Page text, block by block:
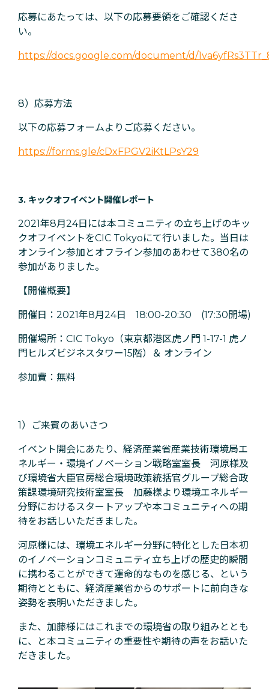
応募にあたっては、以下の応募要領をご確認くださ
い。
https://docs.google.com/document/d/
8）応募方法
以下の応募フォームよりご応募ください。
https://forms.gle/cDxFPGV2iKtLPsY29
3. キックオフイベント開催レポート
2021年8月24日には本コミュニティの立ち上げのキッ
クオフイベントをCIC Tokyoにて行いました。当日は
オンライン参加とオフライン参加のあわせて380名の
参加がありました。
【開催概要】
開催日：2021年8月24日 18:00-20:30 (17:30開場)
開催場所：CIC Tokyo（東京都港区虎ノ門 1-17-1 虎ノ
門ヒルズビジネスタワー15階）＆ オンライン
参加費：無料
1）ご来賓のあいさつ
イベント開会にあたり、経済産業省産業技術環境局エ
ネルギー・環境イノベーション戦略室室長 河原様及
び環境省大臣官房総合環境政策統括官グループ総合政
策課環境研究技術室室長 加藤様より環境エネルギー
分野におけるスタートアップや本コミュニティへの期
待をお話しいただきました。
河原様には、環境エネルギー分野に特化とした日本初
のイノベーションコミュニティ立ち上げの歴史的瞬間
に携わることができて運命的なものを感じる、という
期待とともに、経済産業省からのサポートに前向きな
姿勢を表明いただきました。
また、加藤様にはこれまでの環境省の取り組みととも
に、と本コミュニティの重要性や期待の声をお話いた
だきました。